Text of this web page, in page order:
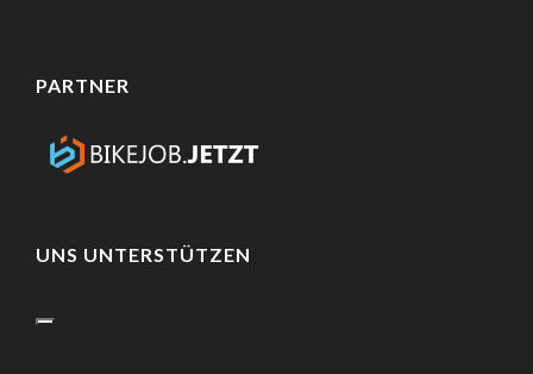
PARTNER
UNS UNTERSTÜTZEN